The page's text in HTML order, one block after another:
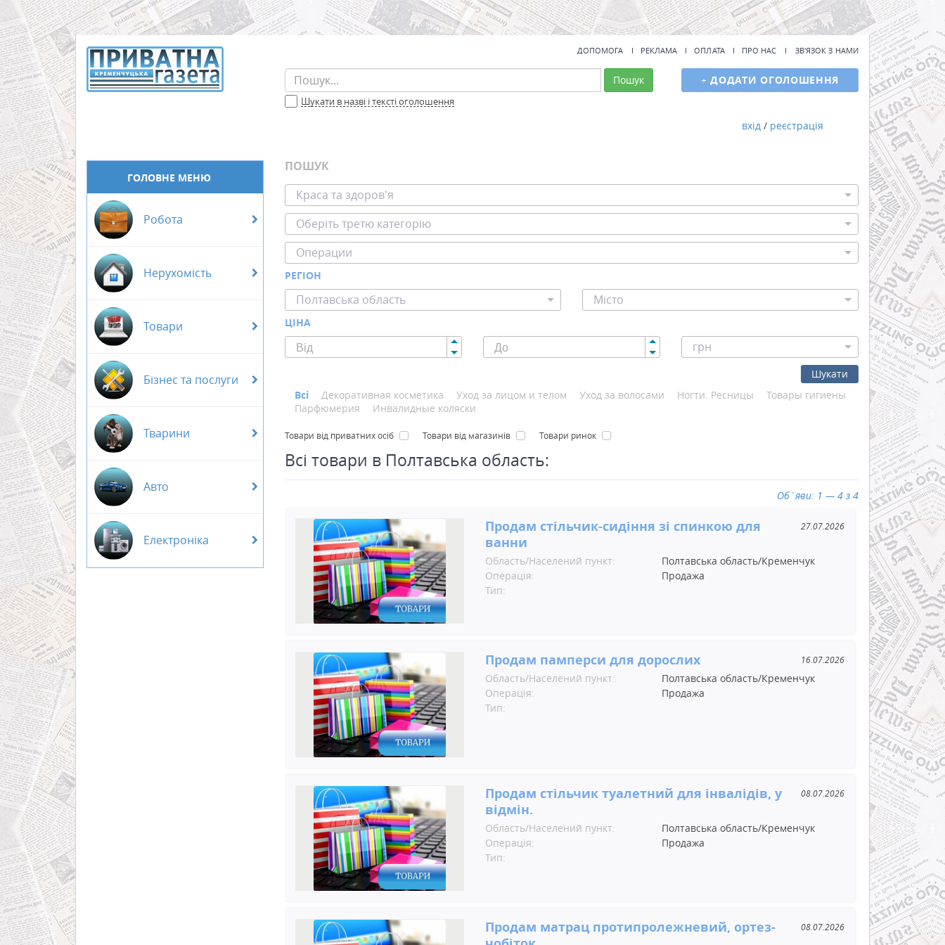
ДОПОМОГА РЕКЛАМА ОПЛАТА ПРО НАС ЗВ'ЯЗОК З НАМИ
Пошук
Шукати в назві і тексті оголошення
+ ДОДАТИ ОГОЛОШЕННЯ
вхід / реєстрація
ГОЛОВНЕ МЕНЮ
Робота
Нерухомість
Товари
Бізнес та послуги
Тварини
Авто
Електроніка
ПОШУК
Краса та здоров'я
Оберіть третю категорію
Операции
РЕГІОН
Полтавська область Місто
ЦІНА
грн
Шукати
Всі
Декоративная косметика Уход за лицом и телом Уход за волосами Ногти. Ресницы
Товары гигиены
Парфюмерия
Инвалидные коляски
Товари від приватних осіб Товари від магазинів Товари ринок
Всі товари в Полтавська область:
Об`яви: 1 — 4 з 4
Продам стільчик-сидіння зі спинкою для
ванни
27.07.2026
Область/Населений пункт:
Полтавська область/Кременчук
Операція:
Продажа
Тип:
Продам памперси для дорослих 16.07.2026
Область/Населений пункт:
Полтавська область/Кременчук
Операція:
Продажа
Тип:
Продам стільчик туалетний для інвалідів, у
відмін.
08.07.2026
Область/Населений пункт:
Полтавська область/Кременчук
Операція:
Продажа
Тип:
Продам матрац протипролежневий, ортез-
08.07.2026